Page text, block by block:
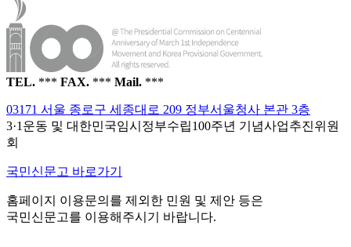
TEL. *** FAX. *** Mail. ***
03171 서울 종로구 세종대로 209 정부서울청사 본관 3층
3·1운동 및 대한민국임시정부수립100주년 기념사업추진위원
회
국민신문고 바로가기
홈페이지 이용문의를 제외한 민원 및 제안 등은
국민신문고를 이용해주시기 바랍니다.